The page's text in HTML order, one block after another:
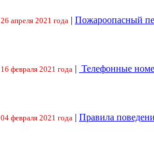
26 апреля 2021 года | Пожароопасный
16 февраля 2021 года | Телефонные
04 февраля 2021 года | Правила